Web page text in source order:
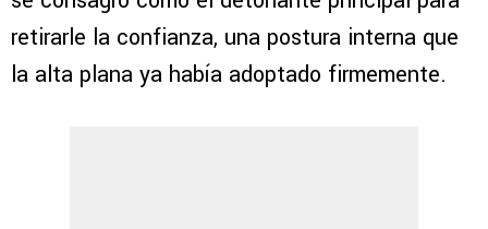
retirarle la confianza, una postura interna que
la alta plana ya había adoptado firmemente.